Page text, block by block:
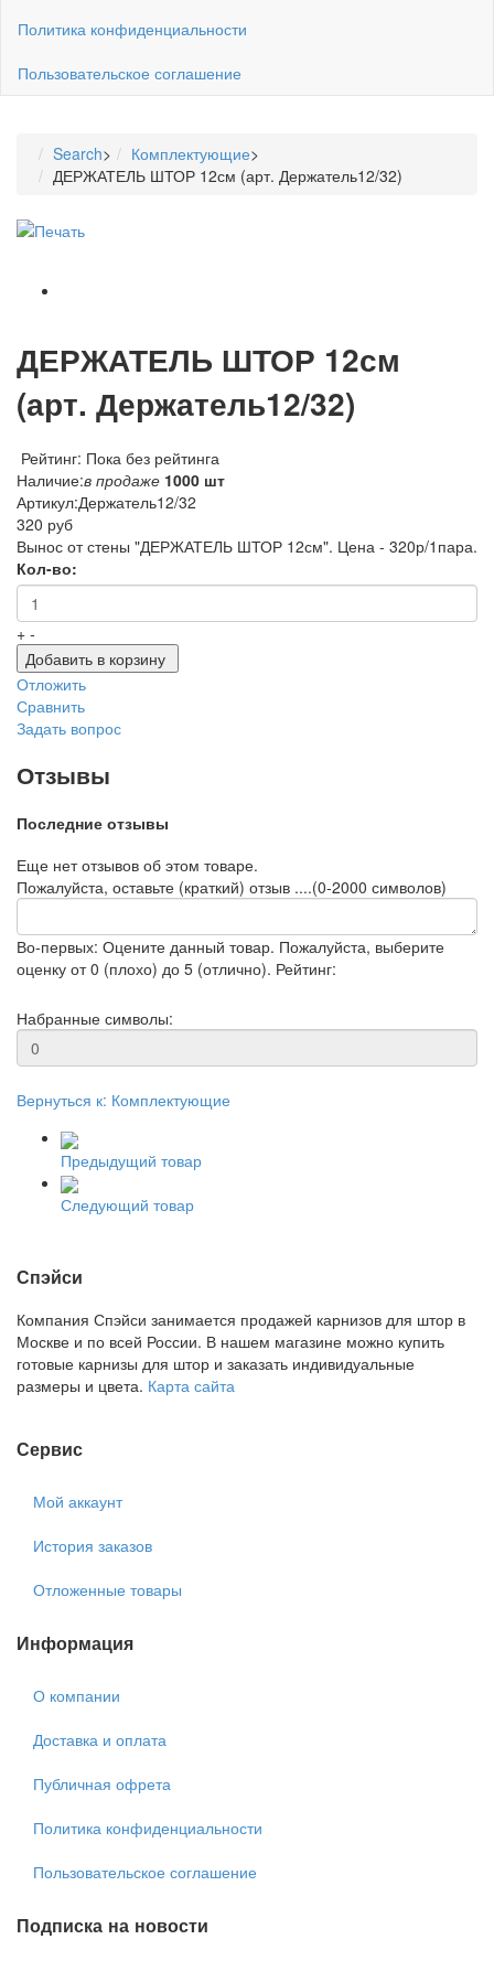
Политика конфиденциальности
Пользовательское соглашение
Search> Комплектующие>
ДЕРЖАТЕЛЬ ШТОР 12см (арт. Держатель12/32)
ДЕРЖАТЕЛЬ ШТОР 12см
(арт. Держатель12/32)
Рейтинг: Пока без рейтинга
Наличие:в продаже 1000 шт
Артикул:Держатель12/32
320 руб
Вынос от стены "ДЕРЖАТЕЛЬ ШТОР 12см". Цена - 320р/1пара.
Кол-во:
+ -
Добавить в корзину
Отложить
Сравнить
Задать вопрос
Отзывы
Последние отзывы
Еще нет отзывов об этом товаре.
Пожалуйста, оставьте (краткий) отзыв ....(0-2000 символов)
Во-первых: Оцените данный товар. Пожалуйста, выберите
оценку от 0 (плохо) до 5 (отлично). Рейтинг:
Набранные символы:
Вернуться к: Комплектующие
Предыдущий товар
Следующий товар
Спэйси
Компания Спэйси занимается продажей карнизов для штор в
Москве и по всей России. В нашем магазине можно купить
готовые карнизы для штор и заказать индивидуальные
размеры и цвета. Карта сайта
Сервис
Мой аккаунт
История заказов
Отложенные товары
Информация
О компании
Доставка и оплата
Публичная офрета
Политика конфиденциальности
Пользовательское соглашение
Подписка на новости